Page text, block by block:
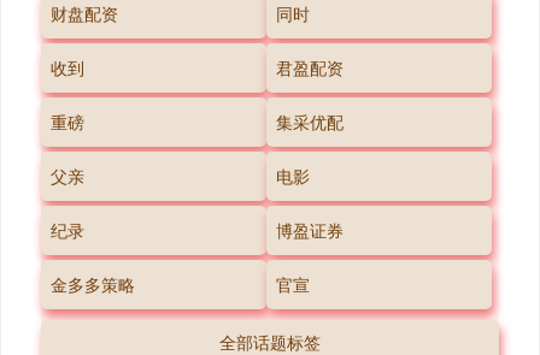
财盘配资 同时
收到 君盈配资
重磅 集采优配
父亲 电影
纪录 博盈证券
金多多策略 官宣
全部话题标签